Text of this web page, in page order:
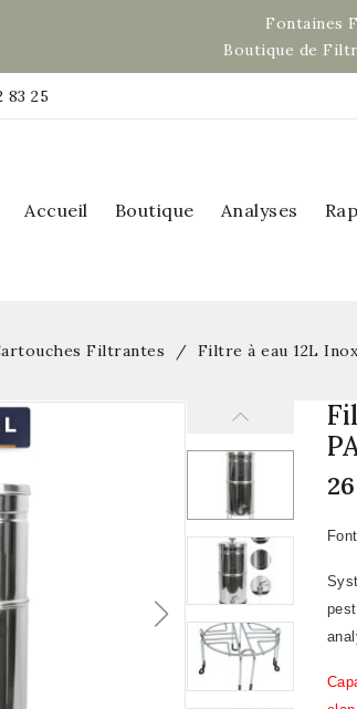
Fontaines
Boutique de
25
Accueil Boutique Analyses
Filtrantes Filtre à eau 12L